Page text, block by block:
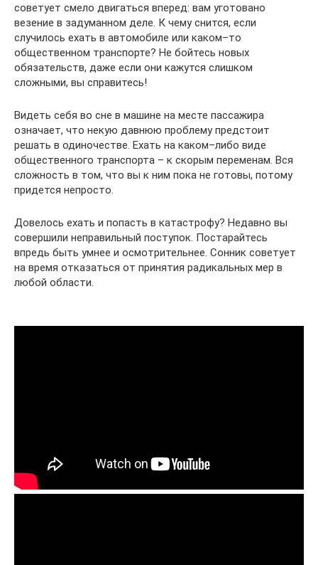
советует смело двигаться вперед: вам уготовано
везение в задуманном деле. К чему снится, если
случилось ехать в автомобиле или каком–то
общественном транспорте? Не бойтесь новых
обязательств, даже если они кажутся слишком
сложными, вы справитесь!
Видеть себя во сне в машине на месте пассажира
означает, что некую давнюю проблему предстоит
решать в одиночестве. Ехать на каком–либо виде
общественного транспорта – к скорым переменам. Вся
сложность в том, что вы к ним пока не готовы, потому
придется непросто.
Довелось ехать и попасть в катастрофу? Недавно вы
совершили неправильный поступок. Постарайтесь
впредь быть умнее и осмотрительнее. Сонник советует
на время отказаться от принятия радикальных мер в
любой области.